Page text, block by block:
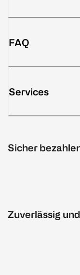
FAQ
Services
Sicher
Zuverlässig